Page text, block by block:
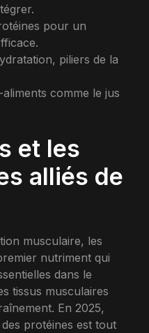
pour un
piliers de la
comme le jus
et les
alliés de
musculaire, les
nutriment qui
dans le
tissus musculaires
En 2025,
protéines est tout